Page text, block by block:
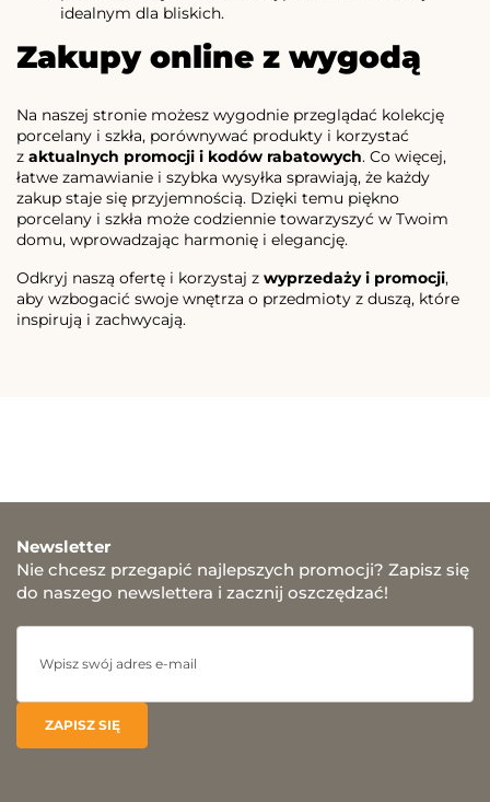
idealnym dla bliskich.
Zakupy online z wygodą
Na naszej stronie możesz wygodnie przeglądać kolekcję
porcelany i szkła, porównywać produkty i korzystać
z aktualnych promocji i kodów rabatowych. Co więcej,
łatwe zamawianie i szybka wysyłka sprawiają, że każdy
zakup staje się przyjemnością. Dzięki temu piękno
porcelany i szkła może codziennie towarzyszyć w Twoim
domu, wprowadzając harmonię i elegancję.
Odkryj naszą ofertę i korzystaj z wyprzedaży i promocji,
aby wzbogacić swoje wnętrza o przedmioty z duszą, które
inspirują i zachwycają.
Newsletter
Nie chcesz przegapić najlepszych promocji? Zapisz się
do naszego newslettera i zacznij oszczędzać!